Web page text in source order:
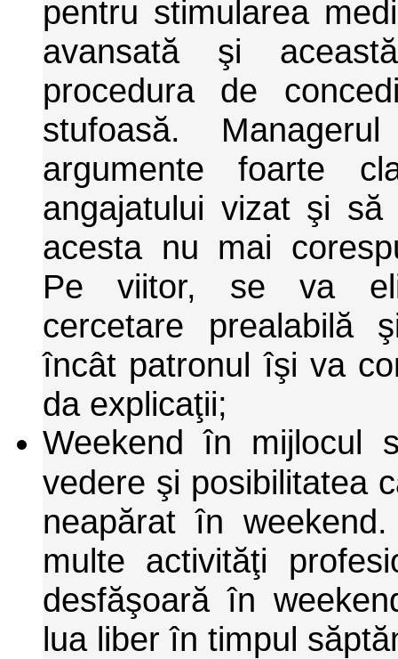
pentru stimularea
avansată şi
procedura de
stufoasă.
argumente foarte
angajatului vizat şi
acesta nu mai
Pe viitor, se va
cercetare prealabilă
încât patronul îşi va
da explicaţii;
Weekend în mijlocul
vedere şi posibilitatea
neapărat în
multe activităţi
desfăşoară în
lua liber în timpul